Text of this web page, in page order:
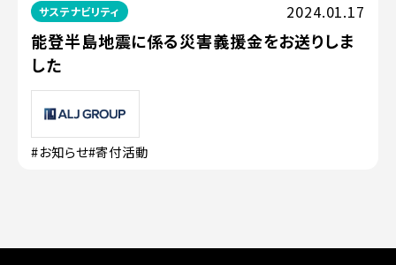
サステナビリティ 2024.01.17
能登半島地震に係る災害義援金をお送りしま
した
#お知らせ#寄付活動